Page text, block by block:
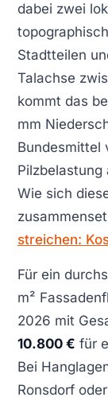
dabei zwei
Stadtteilen
Talachse
kommt das
mm
Bundesmittel
Wie sich
streichen:
Für ein
m²
2026 mit
10.800 € für
Bei
Ronsdorf